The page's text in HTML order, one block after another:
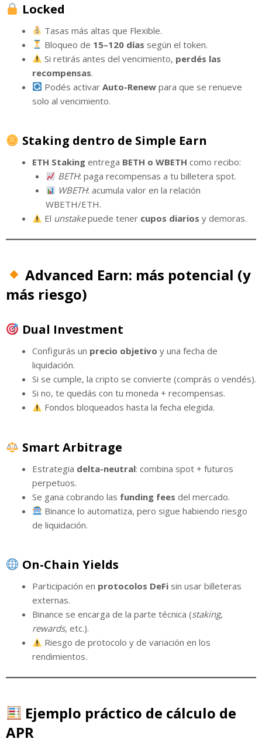
Locked
Tasas más altas que Flexible.
Bloqueo de 15–120 días según el token.
Si retirás antes del vencimiento, perdés las
recompensas.
Podés activarAuto-Renew para que se renueve
solo al vencimiento.
Staking dentro de Simple Earn
ETH Staking entrega BETH o WBETH como recibo:
BETH: paga recompensas a tu billetera spot.
WBETH: acumula valor en la relación
WBETH/ETH.
El unstakepuede tener cupos diarios y demoras.
Advanced Earn: más potencial (y
más riesgo)
Dual Investment
Configurás un precio objetivo y una fecha de
liquidación.
Si se cumple, la cripto se convierte (comprás o vendés).
Si no, te quedás con tu moneda + recompensas.
Fondos bloqueados hasta la fecha elegida.
Smart Arbitrage
Estrategia delta-neutral: combina spot + futuros
perpetuos.
Se gana cobrando las funding fees del mercado.
Binance lo automatiza, pero sigue habiendo riesgo
de liquidación.
On-Chain Yields
Participación en protocolos DeFi sin usar billeteras
externas.
Binance se encarga de la parte técnica (staking,
rewards, etc.).
Riesgo de protocolo y de variación en los
rendimientos.
Ejemplo práctico de cálculo de
APR